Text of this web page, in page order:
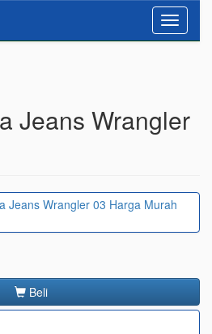
Toggle
Jeans Wrangler
Beli